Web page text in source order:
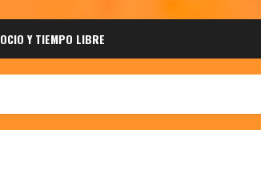
OCIO Y TIEMPO LIBRE